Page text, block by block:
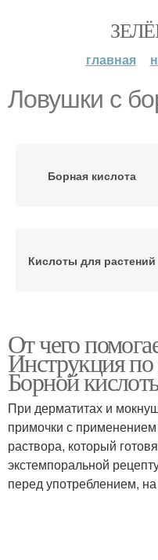
главная
Ловушки с
Борная кислота
Кислоты для растений
Кислоты в качестве
Ловушка с борной
кислотой
От чего
Инструкция
Борной
При дерматитах и
примочки с
раствора, который
экстемпоральной
перед употреблением,